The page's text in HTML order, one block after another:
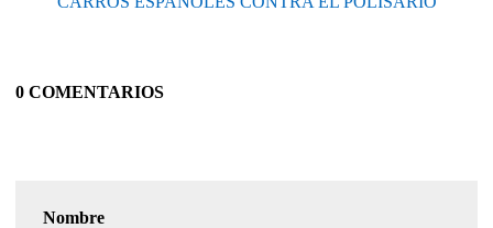
0 COMENTARIOS
Nombre